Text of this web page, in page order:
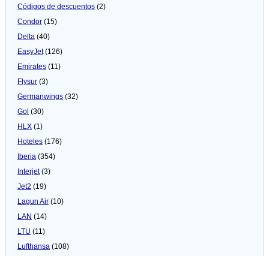
Códigos de descuentos (2)
Condor (15)
Delta (40)
EasyJet(126)
Emirates (11)
Flysur (3)
Germanwings (32)
Gol (30)
HLX (1)
Hoteles (176)
Iberia (354)
Interjet(3)
Jet2 (19)
Lagun Air (10)
LAN (14)
LTU (11)
Lufthansa (108)